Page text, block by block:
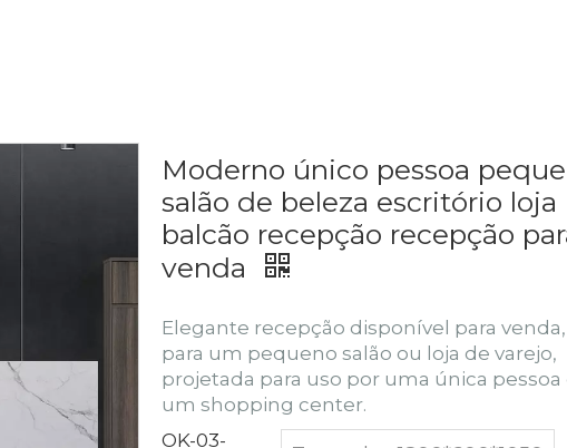
Moderno único pessoa
salão de beleza escritório loja
balcão recepção recepção
venda
Elegante recepção disponível para
para um pequeno salão ou loja de varejo,
projetada para uso por uma única
um shopping center.
OK-03-